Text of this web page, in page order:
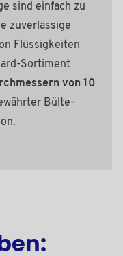
sind einfach zu
zuverlässige
Flüssigkeiten
Sortiment
von 10
Bülte-